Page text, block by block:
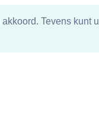
Tevens kunt u